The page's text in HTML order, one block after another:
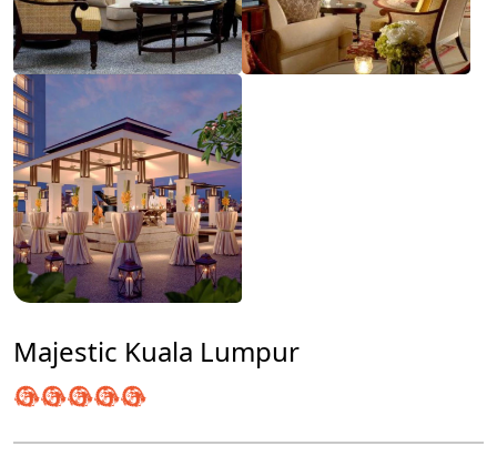
Majestic Kuala Lumpur